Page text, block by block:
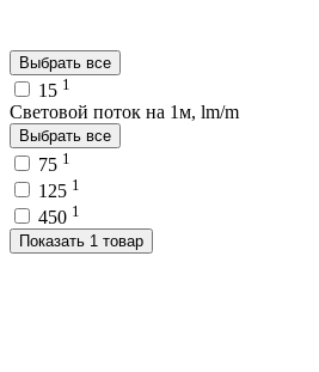
Выбрать все
15 1
Световой поток на 1м, lm/m
Выбрать все
75 1
125 1
450 1
Показать 1 товар